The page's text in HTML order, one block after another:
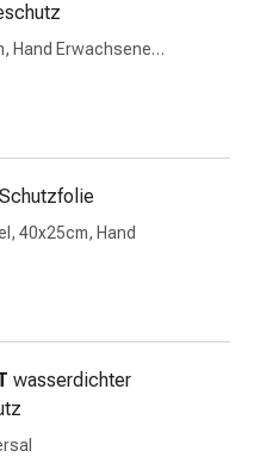
Hand Erwachsene
40x25cm, Hand
wasserdichter